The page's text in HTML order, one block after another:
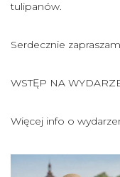
tulipanów.
Serdecznie
WSTĘP NA
Więcej info o